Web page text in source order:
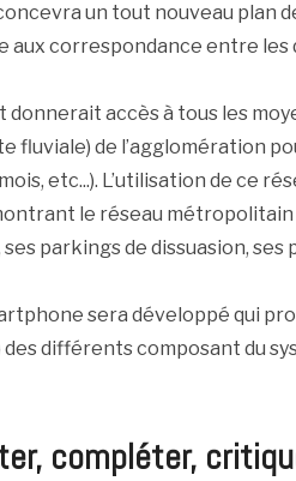
un tout nouveau plan
correspondance entre les
accès à tous les
fluviale) de l’agglomération
etc...). L’utilisation de ce
le réseau
parkings de dissuasion,
sera développé qui
différents composant du
compléter,